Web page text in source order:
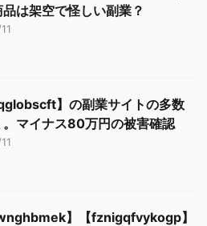
は架空で怪しい副業？
】の副業サイトの多数
。マイナス80万円の被害確認
】【fznigqfvykogp】